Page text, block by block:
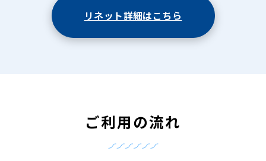
リネット詳細はこちら
ご利用の流れ